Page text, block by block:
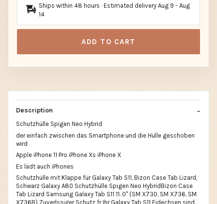
Ships within 48 hours · Estimated delivery Aug 9 - Aug
14
ADD TO CART
Description
Schutzhülle Spigen Neo Hybrid
der einfach zwischen das Smartphone und die Hülle geschoben
wird
Apple iPhone 11 Pro iPhone Xs iPhone X
Es lädt auch iPhones
Schutzhülle mit Klappe für Galaxy Tab S11, Bizon Case Tab Lizard,
Schwarz Galaxy A80 Schutzhülle Spigen Neo HybridBizon Case
Tab Lizard Samsung Galaxy Tab S11 11. 0" (SM X730, SM X736, SM
X736B) Zuverlssiger Schutz fr Ihr Galaxy Tab S11 Eidechsen sind